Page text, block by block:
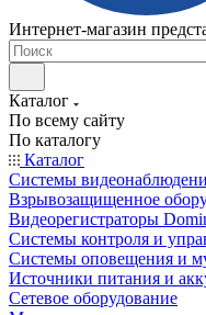
Интернет-магазин
Каталог
По всему сайту
По каталогу
Каталог
Системы
Взрывозащищенное
Видеорегистраторы
Системы контроля и
Системы оповещения и
Источники питания и
Сетевое оборудование